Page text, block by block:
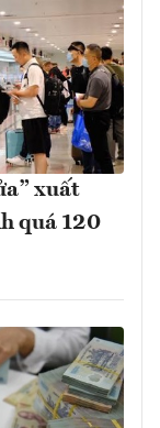
xuất
quá 120